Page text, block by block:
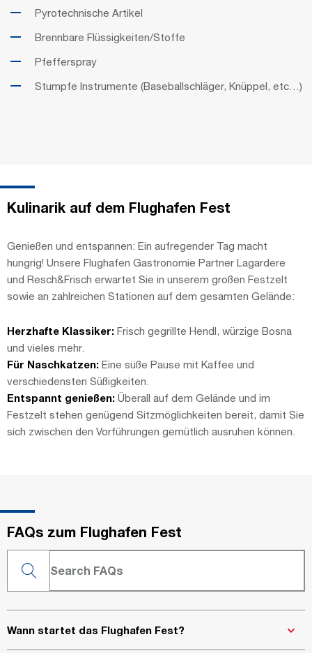
Pyrotechnische Artikel
Brennbare Flüssigkeiten/Stoffe
Pfefferspray
Stumpfe Instrumente (Baseballschläger, Knüppel, etc…)
Kulinarik auf dem Flughafen Fest
Genießen und entspannen: Ein aufregender Tag macht
hungrig! Unsere Flughafen Gastronomie Partner Lagardere
und Resch&Frisch erwartet Sie in unserem großen Festzelt
sowie an zahlreichen Stationen auf dem gesamten Gelände:
Herzhafte Klassiker: Frisch gegrillte Hendl, würzige Bosna
und vieles mehr.
Für Naschkatzen: Eine süße Pause mit Kaffee und
verschiedensten Süßigkeiten.
Entspannt genießen: Überall auf dem Gelände und im
Festzelt stehen genügend Sitzmöglichkeiten bereit, damit Sie
sich zwischen den Vorführungen gemütlich ausruhen können.
FAQs zum Flughafen Fest
Wann startet das Flughafen Fest?